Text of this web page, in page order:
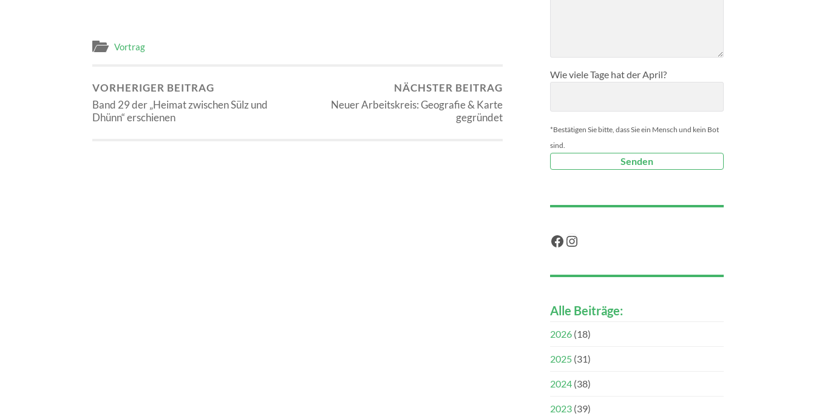
Vortrag
VORHERIGER BEITRAG
Band 29 der „Heimat zwischen Sülz und
Dhünn“ erschienen
NÄCHSTER BEITRAG
Neuer Arbeitskreis: Geografie & Karte
gegründet
Wie viele Tage hat der April?
*Bestätigen Sie bitte, dass Sie ein Mensch und kein Bot
sind.
Facebook
Instagram
Alle Beiträge:
2026 (18)
2025 (31)
2024 (38)
2023 (39)